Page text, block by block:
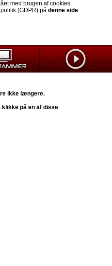
med brugen af cookies.
(GDPR) på denne side
ikke længere.
klikke på en af disse